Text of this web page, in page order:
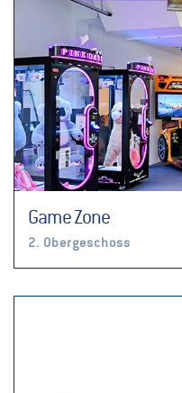
Game Zone
2. Obergeschoss